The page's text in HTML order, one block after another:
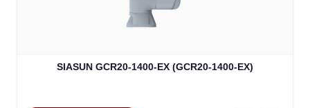
SIASUN GCR20-1400-EX (GCR20-1400-EX)